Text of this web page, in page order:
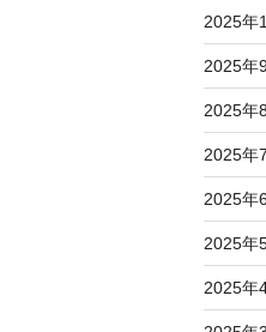
2025年
2025年
2025年
2025年
2025年
2025年
2025年